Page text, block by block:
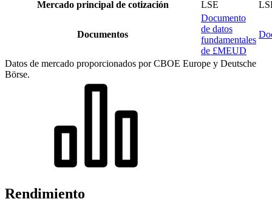
Mercado principal de cotización LSE
Documentos
Documento
de datos
fundamentales
de £MEUD
Datos de mercado proporcionados por CBOE Europe y Deutsche
Börse.
Rendimiento